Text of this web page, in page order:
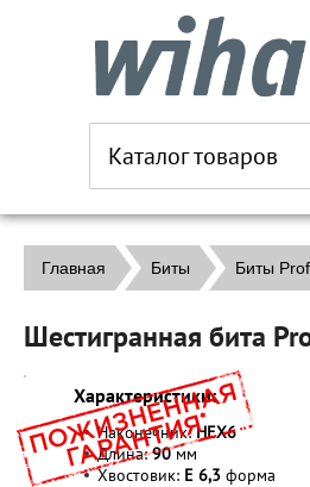
Каталог товаров
Главная Биты Биты
Шестигранная бита
Характеристики:
Наконечник: HEX6
Длина:90мм
Хвостовик: E 6,3 форма